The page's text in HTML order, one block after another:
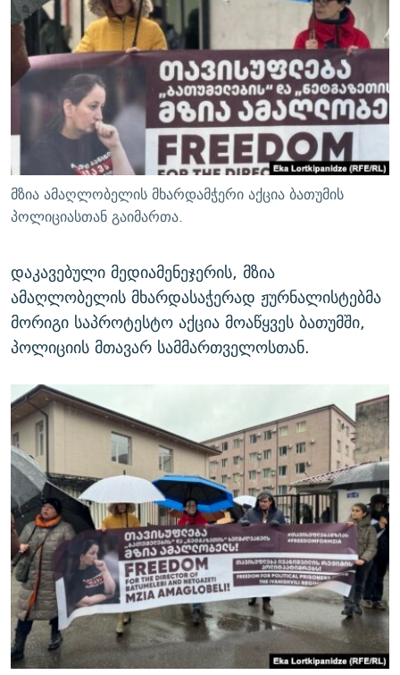
ᲛᲝᲚᲐᲞᲐᲠᲐᲙᲔ ᲢᲔᲥᲡᲢᲔᲑᲘ
ᲨᲘᲜ - ᲣᲪᲮᲝᲔᲗᲨᲘ
ᲚᲘᲢᲔᲠᲐᲢᲣᲠᲣᲚᲘ ᲬᲐᲮᲜᲐᲒᲔᲑᲘ
ᲐᲛᲔᲠᲘᲙᲣᲚᲘ ᲛᲝᲗᲮᲠᲝᲑᲐ
ᲘᲛᲞᲔᲠᲘᲐ ᲓᲐ ᲠᲐᲓᲘᲝ
ᲩᲔᲛᲘ ᲡᲘᲙᲕᲓᲘᲚᲘᲡ ᲛᲘᲖᲔᲖᲘᲐ COVID-19
11 ᲬᲔᲚᲘ - 11 ᲐᲛᲑᲐᲕᲘ
ᲡᲐᲞᲐᲠᲚᲐᲛᲔᲜᲢᲝ ᲐᲠᲩᲔᲕᲜᲔᲑᲘᲡ ᲘᲡᲢᲝᲠᲘᲐ
ᲑᲐᲕᲨᲕᲔᲑᲘ ᲞᲠᲝᲡᲢᲘᲢᲣᲪᲘᲐᲨᲘ - ᲐᲛᲝᲣᲗᲥᲛᲔᲚᲘ ᲐᲛᲑᲐᲕᲘ
5 ᲐᲛᲑᲐᲕᲘ - 20 ᲘᲕᲜᲘᲡᲡ ᲓᲐᲨᲐᲕᲔᲑᲣᲚᲔᲑᲘ
ᲐᲒᲕᲘᲡᲢᲝᲡ ᲝᲛᲘ
ПРИВЕТ ᲙᲣᲚᲢᲣᲠᲐ
ᲒᲐᲛᲝᲘᲬᲔᲠᲔ
რთე/რთ-ის ყველა საიტი
მზია ამაღლობელის მხარდამჭერი აქცია ბათუმის
პოლიციასთან გაიმართა.
დაკავებული მედიამენეჯერის, მზია
ამაღლობელის მხარდასაჭერად ჟურნალისტებმა
მორიგი საპროტესტო აქცია მოაწყვეს ბათუმში,
პოლიციის მთავარ სამმართველოსთან.